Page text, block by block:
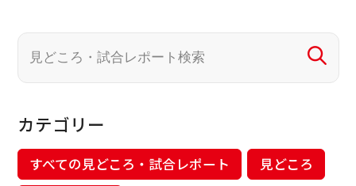
カテゴリー
すべての見どころ・試合レポート
見どころ